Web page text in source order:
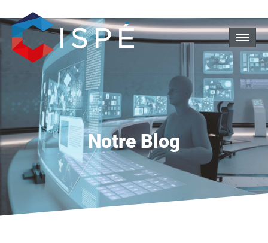
Notre Blog